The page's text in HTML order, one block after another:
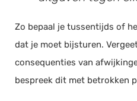
Zo bepaal je tussentijds of
dat je moet bijsturen.
consequenties van
bespreek dit met betrokken